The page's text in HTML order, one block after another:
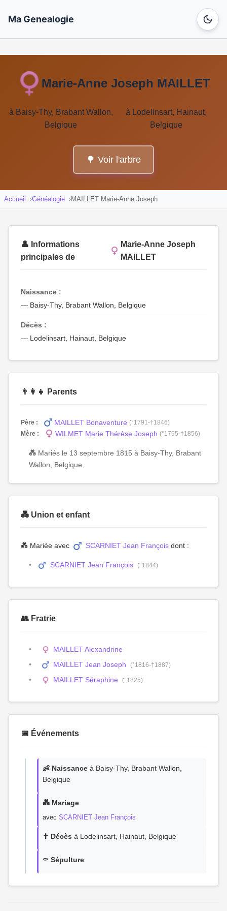
Ma Genealogie
Marie-Anne Joseph MAILLET
à Baisy-Thy, Brabant Wallon,
Belgique
à Lodelinsart, Hainaut,
Belgique
🌳 Voir l'arbre
Accueil Généalogie MAILLET Marie-Anne Joseph
👤 Informations
principales de
Marie-Anne Joseph
MAILLET
Naissance :
— Baisy-Thy, Brabant Wallon, Belgique
Décès :
— Lodelinsart, Hainaut, Belgique
👨‍👩‍👧 Parents
Père : MAILLET Bonaventure (°1791-†1846)
Mère :
WILMET Marie Thérèse Joseph (°1795-†1856)
💑 Mariés le 13 septembre 1815 à Baisy-Thy, Brabant
Wallon, Belgique
💑 Union et enfant
💑 Mariée avec SCARNIET Jean François dont :
SCARNIET Jean François (°1844)
👥 Fratrie
MAILLET Alexandrine
MAILLET Jean Joseph
(°1816-†1887)
MAILLET Séraphine (°1825)
📅 Événements
👶 Naissance à Baisy-Thy, Brabant Wallon,
Belgique
💑 Mariage
avec SCARNIET Jean François
✝️ Décès à Lodelinsart, Hainaut, Belgique
⚰️ Sépulture